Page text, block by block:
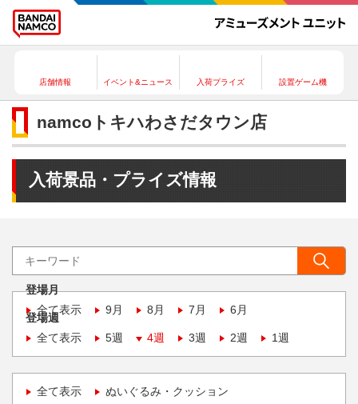
店舗情報 イベント&ニュース 入荷プライズ 設置ゲーム機
namcoトキハわさだタウン店
入荷景品・プライズ情報
登場月
全て表示
9月 8月 7月 6月
登場週
全て表示
5週 4週 3週 2週 1週
全て表示 ぬいぐるみ・クッション